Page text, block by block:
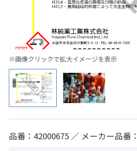
※画像クリックで拡大イメージを表示
品番：42000675 ／ メーカー品番